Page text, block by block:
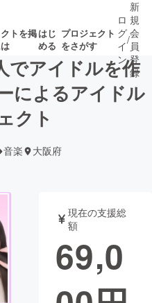
トを掲はじ
める
プロジェクト
をさがす
募集終了が近いプ
ト
書籍・雑誌
チャレンジ
ロ
グ
イ
ン
/
新
規
会
員
登
録
でアイドルを作
によるアイドル
クト
音楽 大阪府
現在の支援総
額
69,0